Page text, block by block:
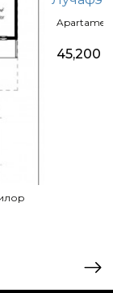
45,200